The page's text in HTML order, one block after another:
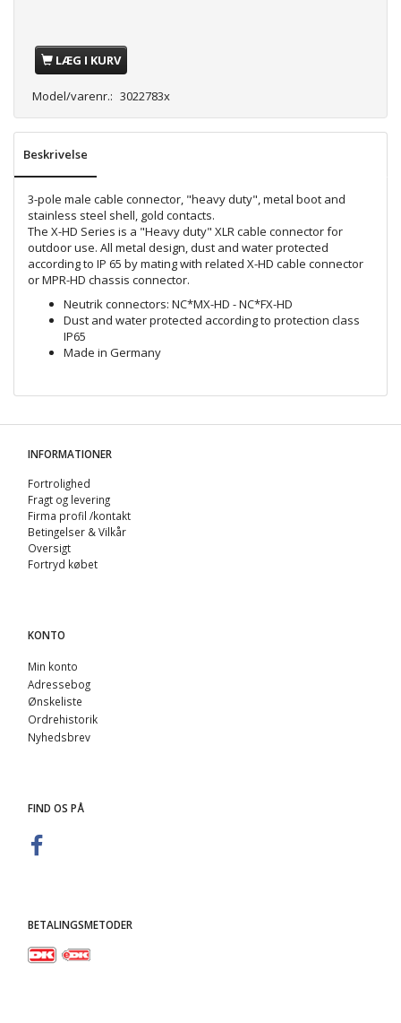
LÆG I KURV
Model/varenr.: 3022783x
Beskrivelse
3-pole male cable connector, "heavy duty", metal boot and
stainless steel shell, gold contacts.
The X-HD Series is a "Heavy duty" XLR cable connector for
outdoor use. All metal design, dust and water protected
according to IP 65 by mating with related X-HD cable connector
or MPR-HD chassis connector.
Neutrik connectors: NC*MX-HD - NC*FX-HD
Dust and water protected according to protection class
IP65
Made in Germany
INFORMATIONER
Fortrolighed
Fragt og levering
Firma profil /kontakt
Betingelser & Vilkår
Oversigt
Fortryd købet
KONTO
Min konto
Adressebog
Ønskeliste
Ordrehistorik
Nyhedsbrev
FIND OS PÅ
BETALINGSMETODER